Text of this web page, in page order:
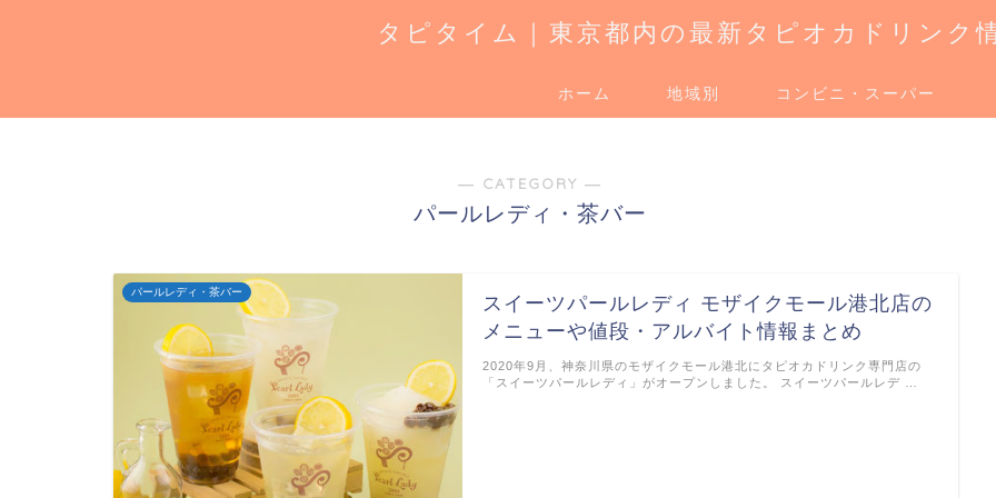
タピタイム｜東京都内の最新タピオカドリンク
ホーム 地域別 コンビニ・スーパー
― CATEGORY ―
パールレディ・茶バー
パールレディ・茶バー
スイーツパールレディ モザイクモール港北店の
メニューや値段・アルバイト情報まとめ
2020年9月、神奈川県のモザイクモール港北にタピオカドリンク専門店の
「スイーツパールレディ」がオープンしました。 スイーツパールレデ …